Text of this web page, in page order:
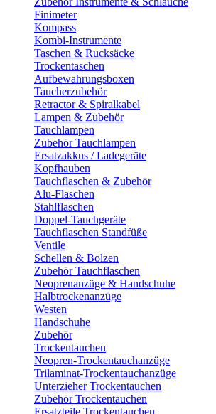
Finimeter
Kompass
Kombi-Instrumente
Taschen & Rucksäcke
Trockentaschen
Aufbewahrungsboxen
Taucherzubehör
Retractor & Spiralkabel
Lampen & Zubehör
Tauchlampen
Zubehör Tauchlampen
Ersatzakkus / Ladegeräte
Kopfhauben
Tauchflaschen & Zubehör
Alu-Flaschen
Stahlflaschen
Doppel-Tauchgeräte
Tauchflaschen Standfüße
Ventile
Schellen & Bolzen
Zubehör Tauchflaschen
Neoprenanzüge & Handschuhe
Halbtrockenanzüge
Westen
Handschuhe
Zubehör
Trockentauchen
Neopren-Trockentauchanzüge
Trilaminat-Trockentauchanzüge
Unterzieher Trockentauchen
Zubehör Trockentauchen
Ersatzteile Trockentauchen